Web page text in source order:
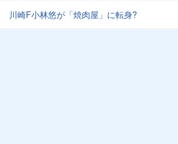
川崎F小林悠が「焼肉屋」に転身?